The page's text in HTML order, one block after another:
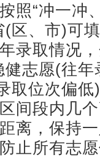
“冲一冲
(区、市)可
录取情况
志愿(往年
取位次偏
间段内几
离，保持
止所有志